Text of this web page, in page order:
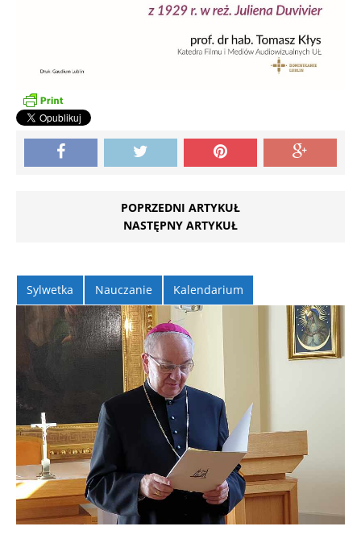
POPRZEDNI ARTYKUŁ
NASTĘPNY ARTYKUŁ
Sylwetka Nauczanie Kalendarium